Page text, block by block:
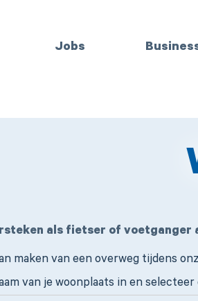
Jobs
als fietser of voetganger
maken van een overweg tijdens
van je woonplaats in en